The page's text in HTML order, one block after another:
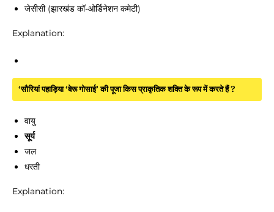
जेसीसी (झारखंड कॉ-ओर्डिनेशन कमेटी)
Explanation:
‘सौरियां पहाड़िया ‘बेरू गोसाई’ की पूजा किस प्राकृतिक शक्ति के रूप में करते हैं ?
वायु
सूर्य
जल
धरती
Explanation: